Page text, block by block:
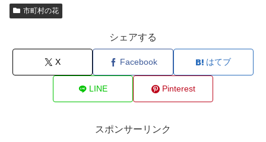
市町村の花
シェアする
X Facebook はてブ
LINE Pinterest
スポンサーリンク